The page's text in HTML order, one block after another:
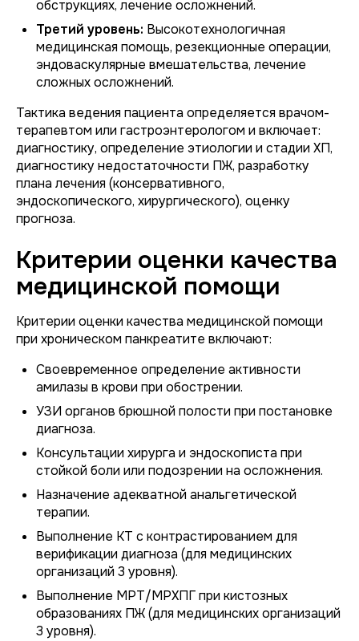
обструкциях, лечение осложнений.
Третий уровень: Высокотехнологичная
медицинская помощь, резекционные операции,
эндоваскулярные вмешательства, лечение
сложных осложнений.
Тактика ведения пациента определяется врачом-
терапевтом или гастроэнтерологом и включает:
диагностику, определение этиологии и стадии ХП,
диагностику недостаточности ПЖ, разработку
плана лечения (консервативного,
эндоскопического, хирургического), оценку
прогноза.
Критерии оценки качества
медицинской помощи
Критерии оценки качества медицинской помощи
при хроническом панкреатите включают:
Своевременное определение активности
амилазы в крови при обострении.
УЗИ органов брюшной полости при постановке
диагноза.
Консультации хирурга и эндоскописта при
стойкой боли или подозрении на осложнения.
Назначение адекватной анальгетической
терапии.
Выполнение КТ с контрастированием для
верификации диагноза (для медицинских
организаций 3 уровня).
Выполнение МРТ/МРХПГ при кистозных
образованиях ПЖ (для медицинских организаций
3 уровня).